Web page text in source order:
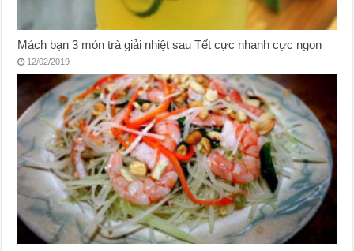
Mách bạn 3 món trà giải nhiệt sau Tết cực nhanh cực ngon
12/02/2019